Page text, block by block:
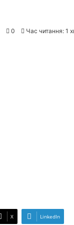
0 Час читання: 1
X LinkedIn